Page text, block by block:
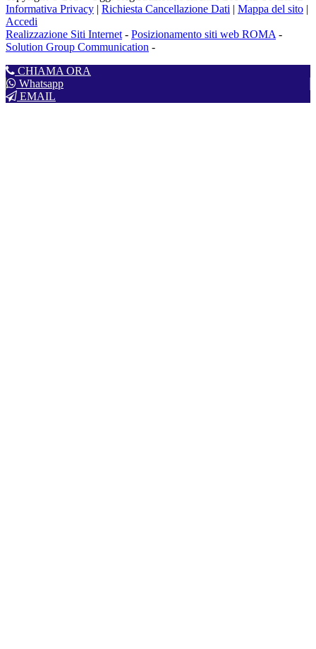
Informativa Privacy | Richiesta Cancellazione Dati | Mappa del sito |
Accedi
Realizzazione Siti Internet - Posizionamento siti web ROMA -
Solution Group Communication -
CHIAMA ORA
Whatsapp
EMAIL